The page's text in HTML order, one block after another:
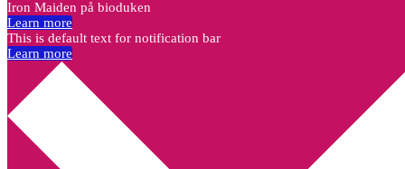
Iron Maiden på bioduken
Learn more
This is default text for notification bar
Learn more